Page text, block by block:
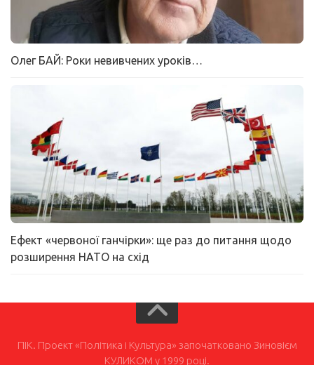
Олег БАЙ: Роки невивчених уроків…
Ефект «червоної ганчірки»: ще раз до питання щодо
розширення НАТО на схід
ПІК. Проект «Політика і Культура» започатковано Зиновієм
КУЛИКОМ у 1999 році.